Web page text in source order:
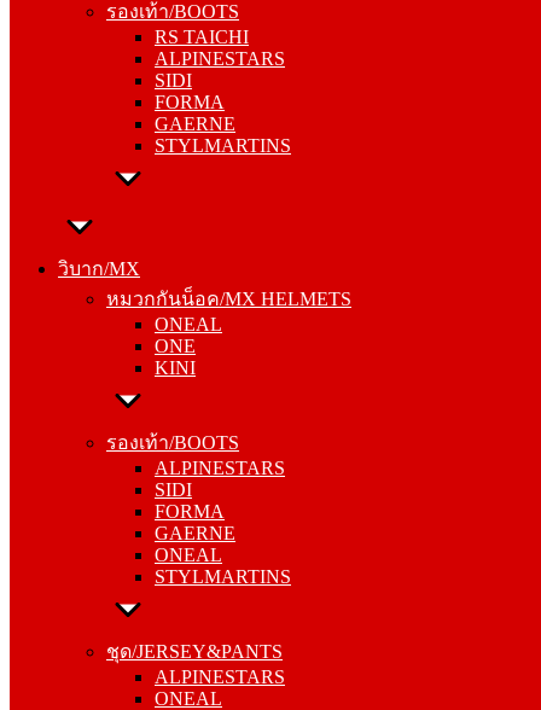
รองเท้า/BOOTS
RS TAICHI
ALPINESTARS
SIDI
FORMA
GAERNE
STYLMARTINS
วิบาก/MX
หมวกกันน็อค/MX HELMETS
ONEAL
ONE
KINI
รองเท้า/BOOTS
ALPINESTARS
SIDI
FORMA
GAERNE
ONEAL
STYLMARTINS
ชุด/JERSEY&PANTS
ALPINESTARS
ONEAL
ALPINESTARS
SIDI
FORMA
GAERNE
STYLMARTINS
วิบาก/MX
ONE
KINI
รองเท้า/BOOTS
SIDI
FORMA
GAERNE
ONEAL
STYLMARTINS
ชุด/JERSEY&PANTS
ONEAL